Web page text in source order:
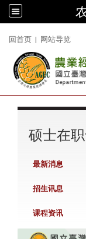
回首页 | 网站导览
硕士在
最新消息
招生讯息
课程资讯